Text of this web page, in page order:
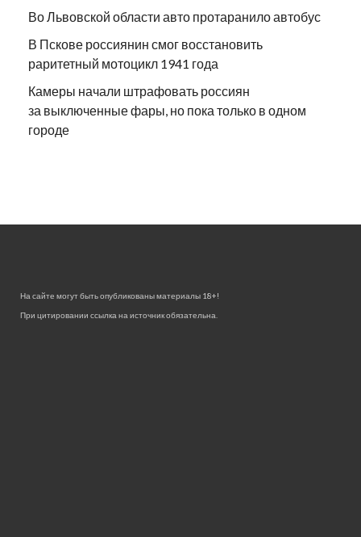
Во Львовской области авто протаранило автобус
В Пскове россиянин смог восстановить
раритетный мотоцикл 1941 года
Камеры начали штрафовать россиян
за выключенные фары, но пока только в одном
городе
На сайте могут быть опубликованы материалы 18+!
При цитировании ссылка на источник обязательна.